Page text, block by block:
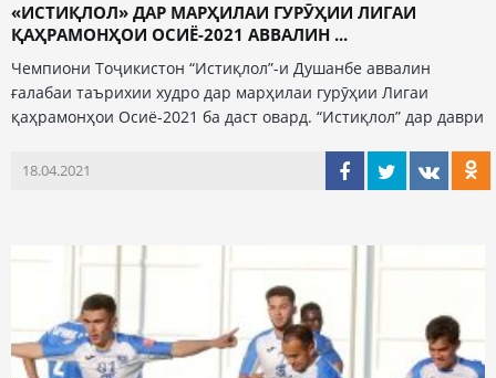
«ИСТИҚЛОЛ» ДАР МАРҲИЛАИ ГУРӮҲИИ ЛИГАИ
ҚАҲРАМОНҲОИ ОСИЁ-2021 АВВАЛИН ...
Чемпиони Тоҷикистон “Истиқлол”-и Душанбе аввалин
ғалабаи таърихии худро дар марҳилаи гурӯҳии Лигаи
қаҳрамонҳои Осиё-2021 ба даст овард. “Истиқлол” дар даври
18.04.2021